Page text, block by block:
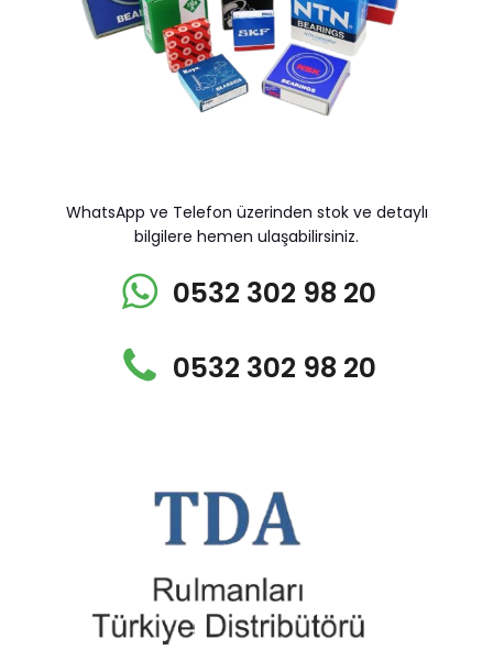
WhatsApp ve Telefon üzerinden stok ve detaylı
bilgilere hemen ulaşabilirsiniz.
0532 302 98 20
0532 302 98 20